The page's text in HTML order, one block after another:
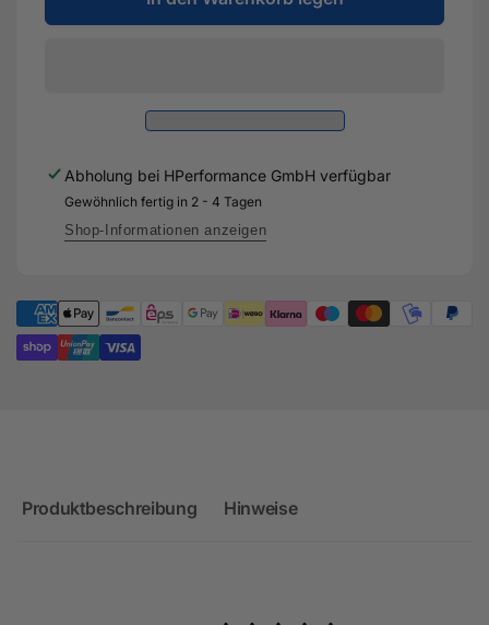
DSG
Gefräste
Aluminium
Rückführung
für
Audi
-
DNWA
für
Gefräste
Getrieböl-
Rückführung
für
Facelift
-
DNWA
Abholung bei HPerformance GmbH verfügbar
Gewöhnlich fertig in 2 - 4 Tagen
Shop-Informationen anzeigen
Produktbeschreibung Hinweise